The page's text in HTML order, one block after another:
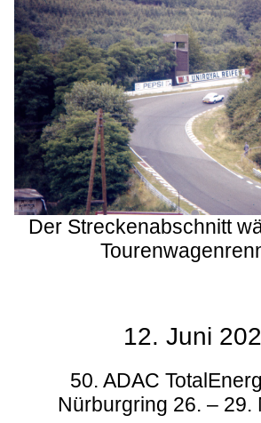
Der Streckenabschnitt
12. Juni
50. ADAC
Nürburgring 26. – 29.